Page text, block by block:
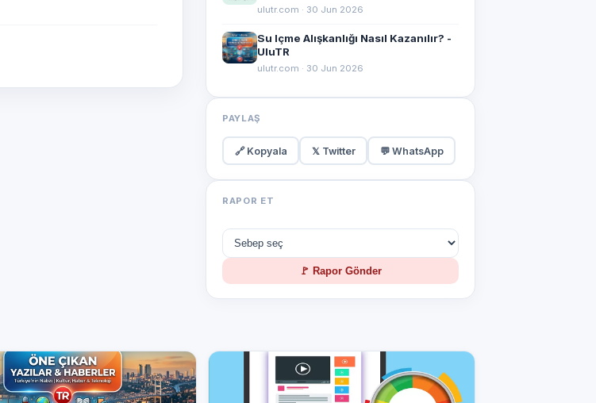
ulutr.com · 30 Jun 2026
Su Içme Alışkanlığı Nasıl Kazanılır? -
UluTR
ulutr.com · 30 Jun 2026
PAYLAŞ
🔗 Kopyala 𝕏 Twitter 💬 WhatsApp
RAPOR ET
🚩 Rapor Gönder